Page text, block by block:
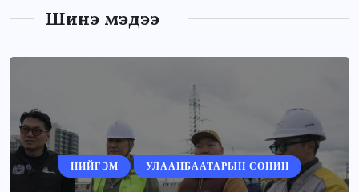
Шинэ мэдээ
НИЙГЭМ УЛААНБААТАРЫН СОНИН